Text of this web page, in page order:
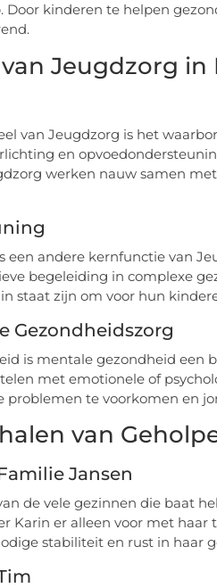
Door kinderen te helpen
Jeugdzorg
van Jeugdzorg is het
en
werken nauw samen
een andere kernfunctie van
begeleiding in complexe
staat zijn om voor hun
Gezondheidszorg
is mentale gezondheid een
met emotionele of
problemen te voorkomen en
van
Jansen
de vele gezinnen die baat
Karin er alleen voor met
stabiliteit en rust in haar